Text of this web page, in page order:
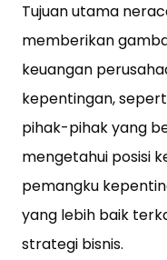
Tujuan utama
memberikan
keuangan
kepentingan,
pihak-pihak yang
mengetahui posisi
pemangku
yang lebih baik
strategi bisnis.